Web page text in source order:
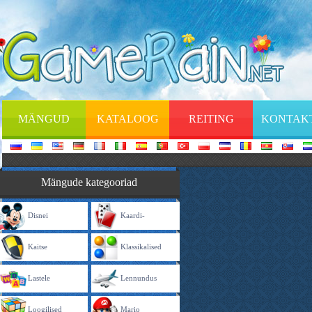
MÄNGUD KATALOOG REITING
Mängude kategooriad
Disnei Kaardi-
Kaitse Klassikalised
Lastele Lennundus
Loogilised Mario